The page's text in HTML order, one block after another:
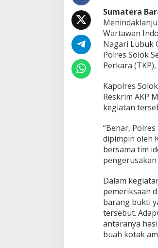
a
t
a
n
L
a
k
k
a
n
O
a
h
T
P
e
n
g
u
s
Sumatera
Wartawan
Nagari Lubuk
Polres Solok
Perkara
Kapolres
Reskrim AKP
kegiatan
“Benar,
dipimpin oleh
bersama tim
pengerusakan
Dalam
pemeriksaan
barang bukti
tersebut.
antaranya
buah kotak